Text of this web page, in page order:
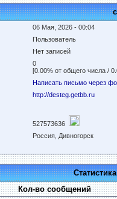
06 Мая, 2026 - 00:04
Пользователь
Нет записей
0
[0.00% от общего числа /
Написать письмо через
http://desteg.getbb.ru
527573636
Россия, Дивногорск
Кол-во сообщений